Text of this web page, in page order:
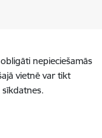
nepieciešamās
vietnē var tikt